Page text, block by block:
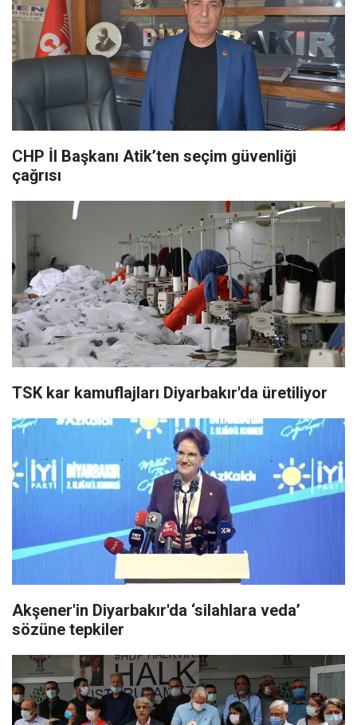
CHP İl Başkanı Atik’ten seçim güvenliği
çağrısı
TSK kar kamuflajları Diyarbakır'da üretiliyor
Akşener'in Diyarbakır'da ‘silahlara veda’
sözüne tepkiler